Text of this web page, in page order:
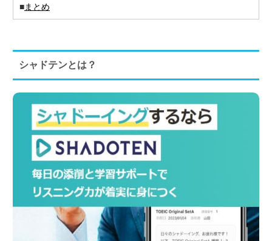
■まとめ
シャドテンとは？